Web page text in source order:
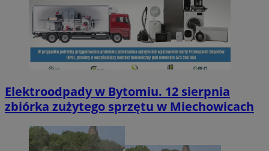
Elektroodpady w Bytomiu. 12 sierpnia
zbiórka zużytego sprzętu w Miechowicach